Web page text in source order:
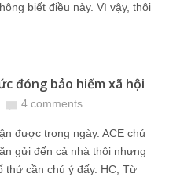
biết điều này. Vì vậy, thôi
đóng bảo hiểm xã hội
4 comments
được trong ngày. ACE chú
gửi đến cả nhà thôi nhưng
thứ cần chú ý đấy. HC, Từ